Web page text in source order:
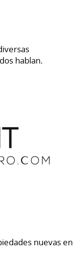
hablan.
nuevas en